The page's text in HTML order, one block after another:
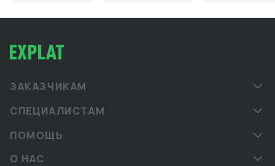
ЗАКАЗЧИКАМ
СПЕЦИАЛИСТАМ
ПОМОЩЬ
О НАС